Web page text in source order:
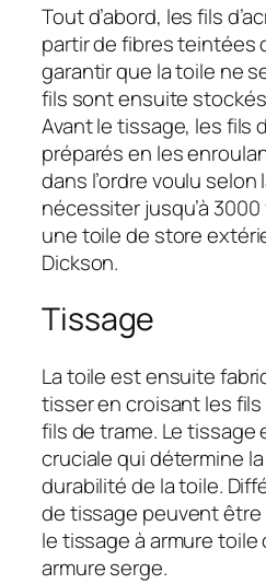
Tout d’abord, les fils
partir de fibres teintées
garantir que la toile ne
fils sont ensuite
Avant le tissage, les fils
préparés en les
dans l’ordre voulu
nécessiter jusqu’à
une toile de store
Dickson.
Tissage
La toile est ensuite
tisser en croisant les
fils de trame. Le tissage
cruciale qui détermine
durabilité de la toile.
de tissage peuvent
le tissage à armure toile
armure serge.